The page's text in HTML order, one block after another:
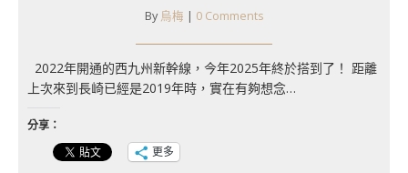
By 烏梅 | 0 Comments
2022年開通的西九州新幹線，今年2025年終於搭到了！ 距離
上次來到長崎已經是2019年時，實在有夠想念…
分享：
更多